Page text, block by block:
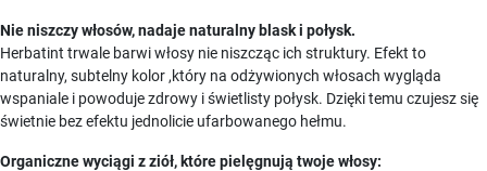
Nie niszczy włosów, nadaje naturalny blask i połysk.
Herbatint trwale barwi włosy nie niszcząc ich struktury. Efekt to
naturalny, subtelny kolor ,który na odżywionych włosach wygląda
wspaniale i powoduje zdrowy i świetlisty połysk. Dzięki temu czujesz się
świetnie bez efektu jednolicie ufarbowanego hełmu.
Organiczne wyciągi z ziół, które pielęgnują twoje włosy: